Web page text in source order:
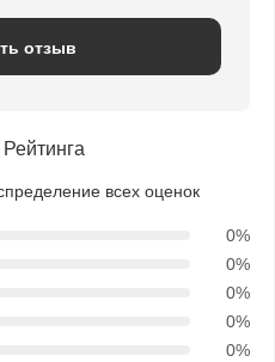
отзыв
всех оценок
0%
0%
0%
0%
0%